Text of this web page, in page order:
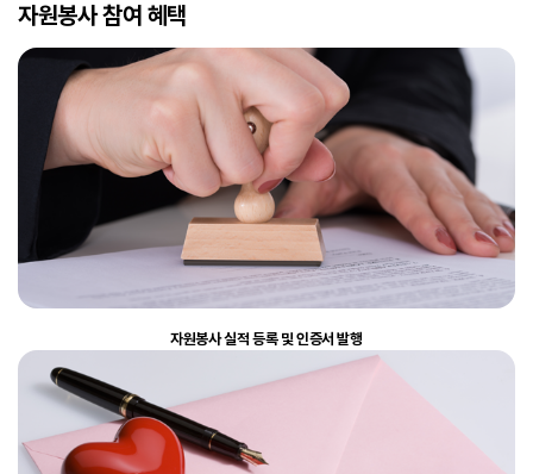
자원봉사 참여 혜택
자원봉사 실적 등록 및 인증서 발행